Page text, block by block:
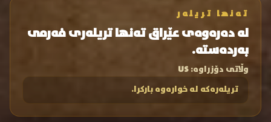
تەنها تریلەر
لە دەرەوەی عێراق تەنها تریلەری فەرمی
بەردەستە.
وڵاتی دۆزراوە:US
تریلەرەکە لە خوارەوە بارکرا.